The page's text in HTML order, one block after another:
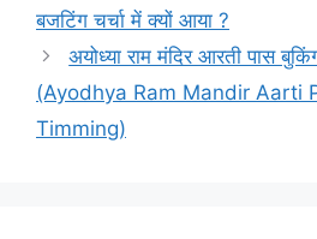
बजटिंग चर्चा में क्यों आया ?
अयोध्या राम मंदिर आरती पास
(Ayodhya Ram Mandir Aarti
Timming)